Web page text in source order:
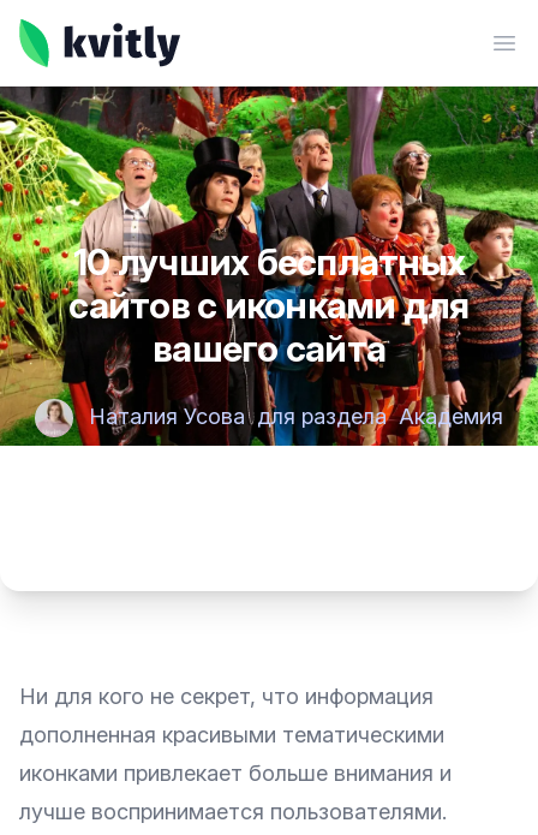
kvitly
10 лучших бесплатных
сайтов с иконками для
вашего сайта
Наталия Усовадля раздела Академия
Ни для кого не секрет, что информация
дополненная красивыми тематическими
иконками привлекает больше внимания и
лучше воспринимается пользователями.